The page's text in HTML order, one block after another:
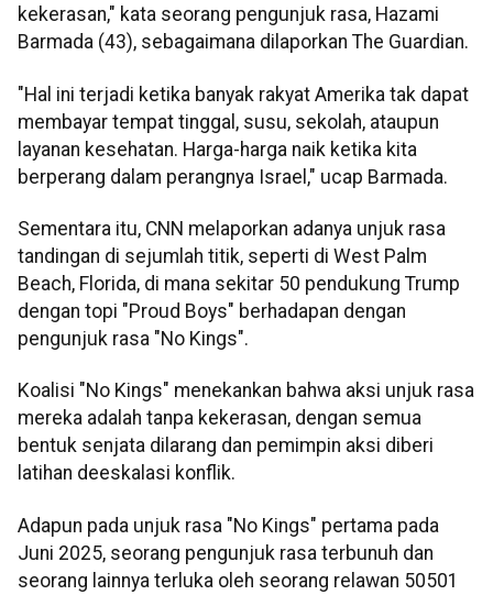
kekerasan," kata seorang pengunjuk rasa, Hazami
Barmada (43), sebagaimana dilaporkan The Guardian.
"Hal ini terjadi ketika banyak rakyat Amerika tak dapat
membayar tempat tinggal, susu, sekolah, ataupun
layanan kesehatan. Harga-harga naik ketika kita
berperang dalam perangnya Israel," ucap Barmada.
Sementara itu, CNN melaporkan adanya unjuk rasa
tandingan di sejumlah titik, seperti di West Palm
Beach, Florida, di mana sekitar 50 pendukung Trump
dengan topi "Proud Boys" berhadapan dengan
pengunjuk rasa "No Kings".
Koalisi "No Kings" menekankan bahwa aksi unjuk rasa
mereka adalah tanpa kekerasan, dengan semua
bentuk senjata dilarang dan pemimpin aksi diberi
latihan deeskalasi konflik.
Adapun pada unjuk rasa "No Kings" pertama pada
Juni 2025, seorang pengunjuk rasa terbunuh dan
seorang lainnya terluka oleh seorang relawan 50501